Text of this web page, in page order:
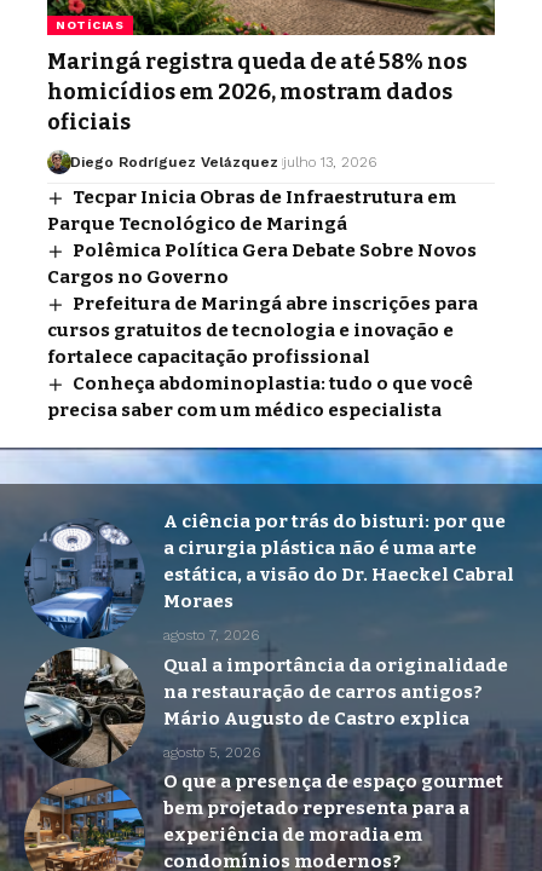
NOTÍCIAS
Maringá registra queda de até 58% nos
homicídios em 2026, mostram dados
oficiais
Diego Rodríguez Velázquez julho 13, 2026
Tecpar Inicia Obras de Infraestrutura em
Parque Tecnológico de Maringá
Polêmica Política Gera Debate Sobre Novos
Cargos no Governo
Prefeitura de Maringá abre inscrições para
cursos gratuitos de tecnologia e inovação e
fortalece capacitação profissional
Conheça abdominoplastia: tudo o que você
precisa saber com um médico especialista
A ciência por trás do bisturi: por que
a cirurgia plástica não é uma arte
estática, a visão do Dr. Haeckel Cabral
Moraes
agosto 7, 2026
Qual a importância da originalidade
na restauração de carros antigos?
Mário Augusto de Castro explica
agosto 5, 2026
O que a presença de espaço gourmet
bem projetado representa para a
experiência de moradia em
condomínios modernos?